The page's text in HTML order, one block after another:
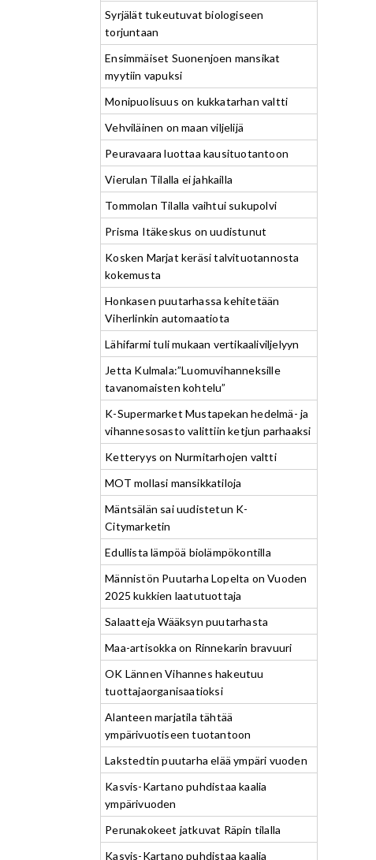
Syrjälät tukeutuvat biologiseen
torjuntaan
Ensimmäiset Suonenjoen mansikat
myytiin vapuksi
Monipuolisuus on kukkatarhan valtti
Vehviläinen on maan viljelijä
Peuravaara luottaa kausituotantoon
Vierulan Tilalla ei jahkailla
Tommolan Tilalla vaihtui sukupolvi
Prisma Itäkeskus on uudistunut
Kosken Marjat keräsi talvituotannosta
kokemusta
Honkasen puutarhassa kehitetään
Viherlinkin automaatiota
Lähifarmi tuli mukaan vertikaaliviljelyyn
Jetta Kulmala:”Luomuvihanneksille
tavanomaisten kohtelu”
K-Supermarket Mustapekan hedelmä- ja
vihannesosasto valittiin ketjun parhaaksi
Ketteryys on Nurmitarhojen valtti
MOT mollasi mansikkatiloja
Mäntsälän sai uudistetun K-
Citymarketin
Edullista lämpöä biolämpökontilla
Männistön Puutarha Lopelta on Vuoden
2025 kukkien laatutuottaja
Salaatteja Wääksyn puutarhasta
Maa-artisokka on Rinnekarin bravuuri
OK Lännen Vihannes hakeutuu
tuottajaorganisaatioksi
Alanteen marjatila tähtää
ympärivuotiseen tuotantoon
Lakstedtin puutarha elää ympäri vuoden
Kasvis-Kartano puhdistaa kaalia
ympärivuoden
Perunakokeet jatkuvat Räpin tilalla
Kasvis-Kartano puhdistaa kaalia